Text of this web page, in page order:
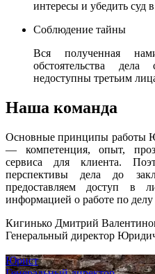
интересы и убедить суд
Соблюдение тайны
Вся полученная
обстоятельства
недоступны третьим
Наша команда
Основные принципы работы
— компетенция, опыт,
сервиса для клиента.
перспективы дела до
предоставляем доступ в
информацией о работе по
Кигинько Дмитрий
Генеральный директор
Юрист